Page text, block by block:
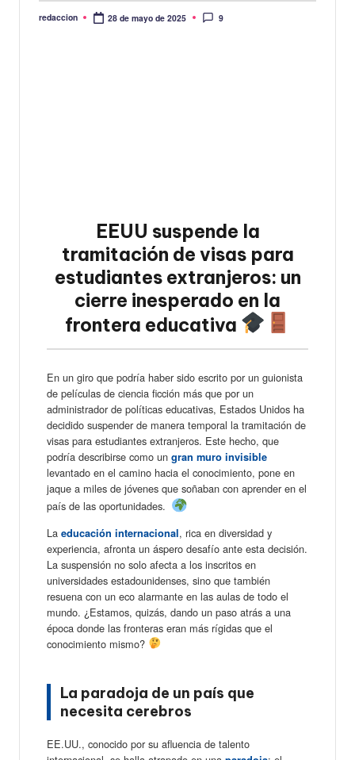
Publicado
redaccion 28 de mayo de 2025 9
EEUU suspende la
tramitación de visas para
estudiantes extranjeros: un
cierre inesperado en la
frontera educativa
En un giro que podría haber sido escrito por un guionista
de películas de ciencia ficción más que por un
administrador de políticas educativas, Estados Unidos ha
decidido suspender de manera temporal la tramitación de
visas para estudiantes extranjeros. Este hecho, que
podría describirse como un gran muro invisible
levantado en el camino hacia el conocimiento, pone en
jaque a miles de jóvenes que soñaban con aprender en el
país de las oportunidades.
La educación internacional, rica en diversidad y
experiencia, afronta un áspero desafío ante esta decisión.
La suspensión no solo afecta a los inscritos en
universidades estadounidenses, sino que también
resuena con un eco alarmante en las aulas de todo el
mundo. ¿Estamos, quizás, dando un paso atrás a una
época donde las fronteras eran más rígidas que el
conocimiento mismo?
La paradoja de un país que
necesita cerebros
EE.UU., conocido por su afluencia de talento